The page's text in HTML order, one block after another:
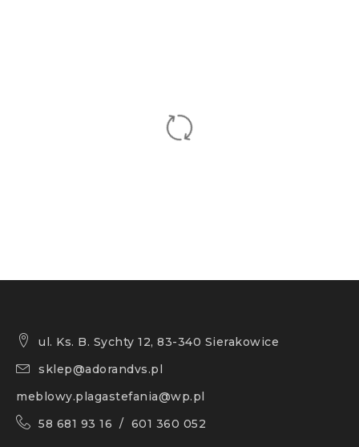
ul. Ks. B. Sychty 12, 83-340 Sierakowice
sklep@adorandvs.pl
meblowy.plagastefania@wp.pl
58 681 93 16 / 601 360 052